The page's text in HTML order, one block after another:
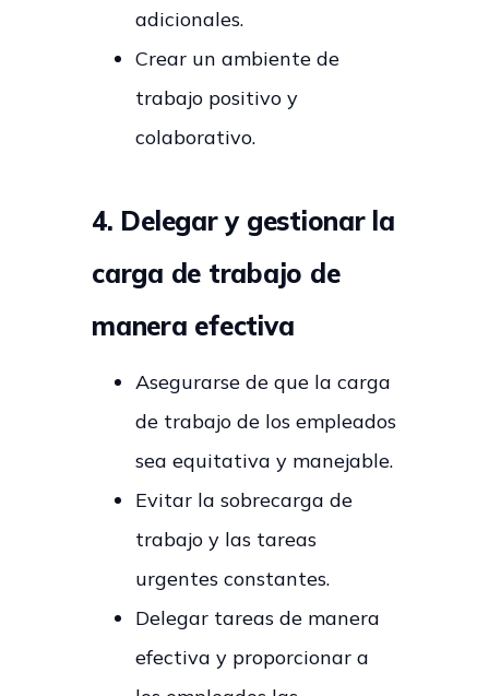
adicionales.
Crear un ambiente de
trabajo positivo y
colaborativo.
4. Delegar y gestionar la
carga de trabajo de
manera efectiva
Asegurarse de que la carga
de trabajo de los empleados
sea equitativa y manejable.
Evitar la sobrecarga de
trabajo y las tareas
urgentes constantes.
Delegar tareas de manera
efectiva y proporcionar a